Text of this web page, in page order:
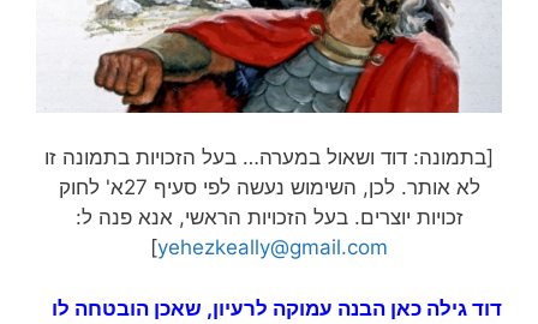
[בתמונה: דוד ושאול במערה… בעל הזכויות בתמונה זו
לא אותר. לכן, השימוש נעשה לפי סעיף 27א' לחוק
זכויות יוצרים. בעל הזכויות הראשי, אנא פנה ל:
yehezkeally@gmail.com
]
דוד גילה כאן הבנה עמוקה לרעיון, שאכן הובטחה לו